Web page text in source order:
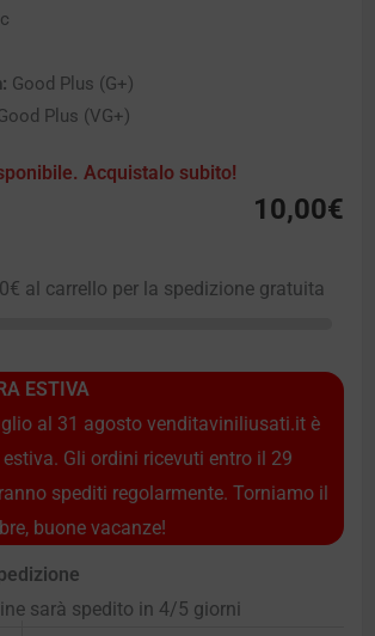
Good Plus (G+)
Plus (VG+)
Acquistalo subito!
10,00€
€ al carrello per la spedizione gratuita
ESTIVA
al 31 agosto venditaviniliusati.it è
Gli ordini ricevuti entro il 29
spediti regolarmente. Torniamo il
buone vacanze!
sarà spedito in 4/5 giorni